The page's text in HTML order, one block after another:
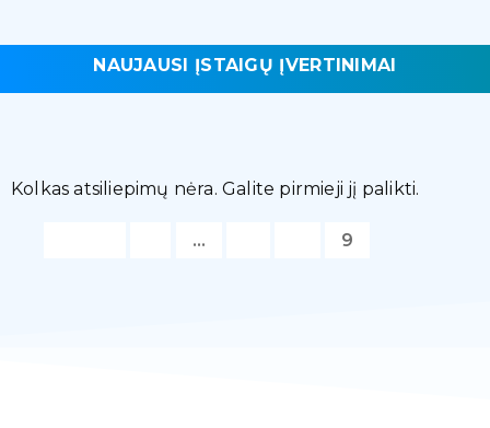
NAUJAUSI ĮSTAIGŲ ĮVERTINIMAI
Kolkas atsiliepimų nėra. Galite pirmieji jį palikti.
… 9